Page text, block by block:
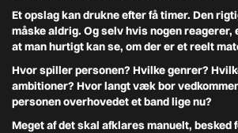
Et opslag kan drukne efter få timer. Den
måske aldrig. Og selv hvis nogen reagerer,
at man hurtigt kan se, om der er et reelt
Hvor spiller personen? Hvilke genrer?
ambitioner? Hvor langt væk bor
personen overhovedet et band lige nu?
Meget af det skal afklares manuelt, besked